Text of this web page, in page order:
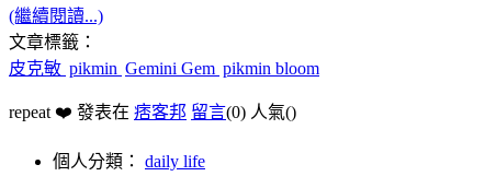
(繼續閱讀...)
文章標籤：
皮克敏 pikmin Gemini Gem pikmin bloom
repeat ❤️ 發表在 痞客邦 留言(0) 人氣()
個人分類： daily life